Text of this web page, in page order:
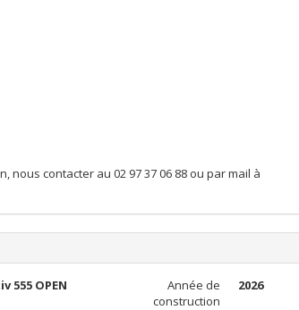
contacter au 02 97 37 06 88 ou par mail à
555 OPEN
Année de
construction
2026